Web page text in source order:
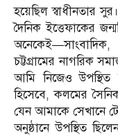
হয়েছিল স্বাধীনতার
দৈনিক ইত্তেফাকের
চট্টগ্রামের নাগরিক
আমি নিজেও উপস্থিত
হিসেবে, কলমের
যেন আমাকে সেখানে
অনুষ্ঠানে উপস্থিত